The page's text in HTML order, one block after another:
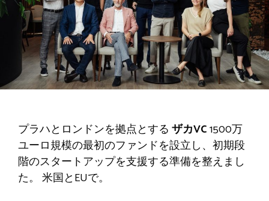
プラハとロンドンを拠点とする ザカVC1500万
ユーロ規模の最初のファンドを設立し、初期段
階のスタートアップを支援する準備を整えまし
た。 米国とEUで。